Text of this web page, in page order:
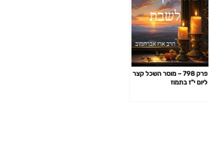
פרק 798 – מוסר השכל קצר
ליום י"ז בתמוז